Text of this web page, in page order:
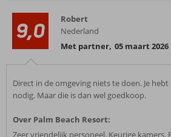
9,0
Robert
Nederland
Met partner, 05 maart 2026
Direct in de omgeving niets te doen. Je
nodig. Maar die is dan wel goedkoop.
Over Palm Beach Resort:
Zeer vriendelijk personeel. Keurige kamers.